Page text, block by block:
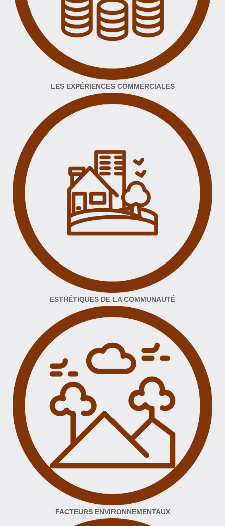
LES EXPÉRIENCES COMMERCIALES
ESTHÉTIQUES DE LA COMMUNAUTÉ
FACTEURS ENVIRONNEMENTAUX